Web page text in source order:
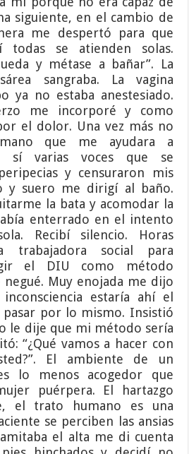
siguiente, en el cambio de
me despertó para que
todas se atienden solas.
y métase a bañar”. La
sangraba. La vagina
ya no estaba anestesiado.
me incorporé y como
el dolor. Una vez más no
que me ayudara a
sí varias voces que se
y censuraron mis
y suero me dirigí al baño.
la bata y acomodar la
enterrado en el intento
Recibí silencio. Horas
trabajadora social para
el DIU como método
Muy enojada me dijo
estaría ahí el
pasar por lo mismo. Insistió
le dije que mi método sería
“¿Qué vamos a hacer con
El ambiente de un
lo menos acogedor que
puérpera. El hartazgo
el trato humano es una
se perciben las ansias
el alta me di cuenta